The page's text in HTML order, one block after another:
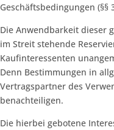
Geschäftsbedingungen (§§
Die Anwendbarkeit dieser
im Streit stehende
Kaufinteressenten
Denn Bestimmungen in
Vertragspartner des
benachteiligen.
Die hierbei gebotene